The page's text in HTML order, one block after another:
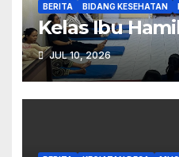
BERITA BIDANG KESEHATAN
Kelas Ibu
JUL 10, 2026